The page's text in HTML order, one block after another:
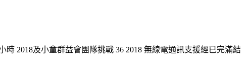
時 2018及小童群益會團隊挑戰 36 2018 無線電通訊支援經已完滿結